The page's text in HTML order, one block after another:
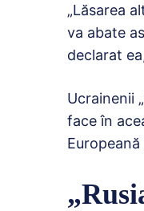
„Lăsarea
va abate
declarat
Ucrainenii
face în